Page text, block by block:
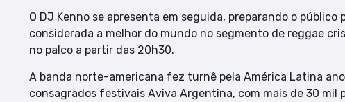
O DJ Kenno se apresenta em seguida, preparando o
considerada a melhor do mundo no segmento de reggae
no palco a partir das 20h30.
A banda norte-americana fez turnê pela América Latina
consagrados festivais Aviva Argentina, com mais de 30 mil